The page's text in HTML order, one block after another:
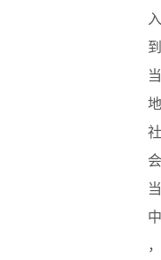
入
到
当
地
社
会
当
中
，